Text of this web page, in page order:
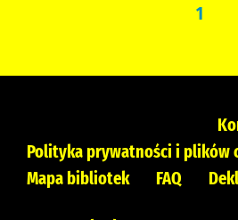
1
Polityka prywatności i plików
Mapa bibliotek
FAQ